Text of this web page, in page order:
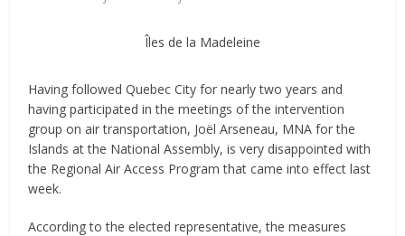
Îles de la Madeleine
Having followed Quebec City for nearly two years and
having participated in the meetings of the intervention
group on air transportation, Joël Arseneau, MNA for the
Islands at the National Assembly, is very disappointed with
the Regional Air Access Program that came into effect last
week.
According to the elected representative, the measures